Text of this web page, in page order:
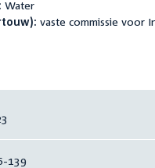
Water
vaste commissie voor
139